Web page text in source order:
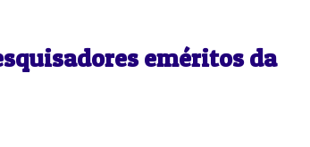
eméritos da